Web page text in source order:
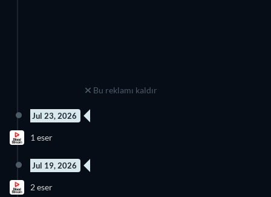
Bu reklamı kaldır
Jul 23, 2026
1 eser
Jul 19, 2026
2 eser